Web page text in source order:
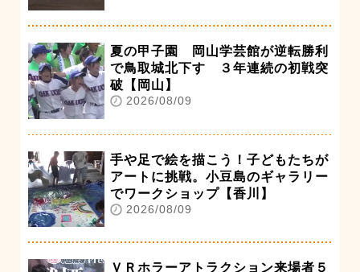
夏の甲子園 岡山学芸館が逆転勝利
で鳥取城北下す ３年連続の初戦突
破【岡山】
2026/08/09
手や足で絵を描こう！子どもたちが
アートに挑戦。小豆島のギャラリー
でワークショップ【香川】
2026/08/09
ＶＲホラーアトラクション来場者５